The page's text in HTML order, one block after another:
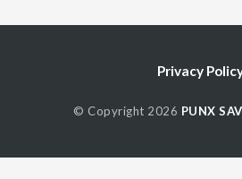
Privacy
© Copyright 2026 PUNX